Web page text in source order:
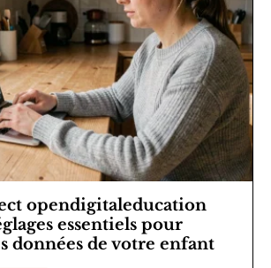
opendigitaleducation
essentiels pour
données de votre enfant